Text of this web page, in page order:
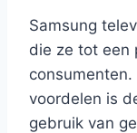
Samsung
die ze tot een
voordelen is
gebruik van